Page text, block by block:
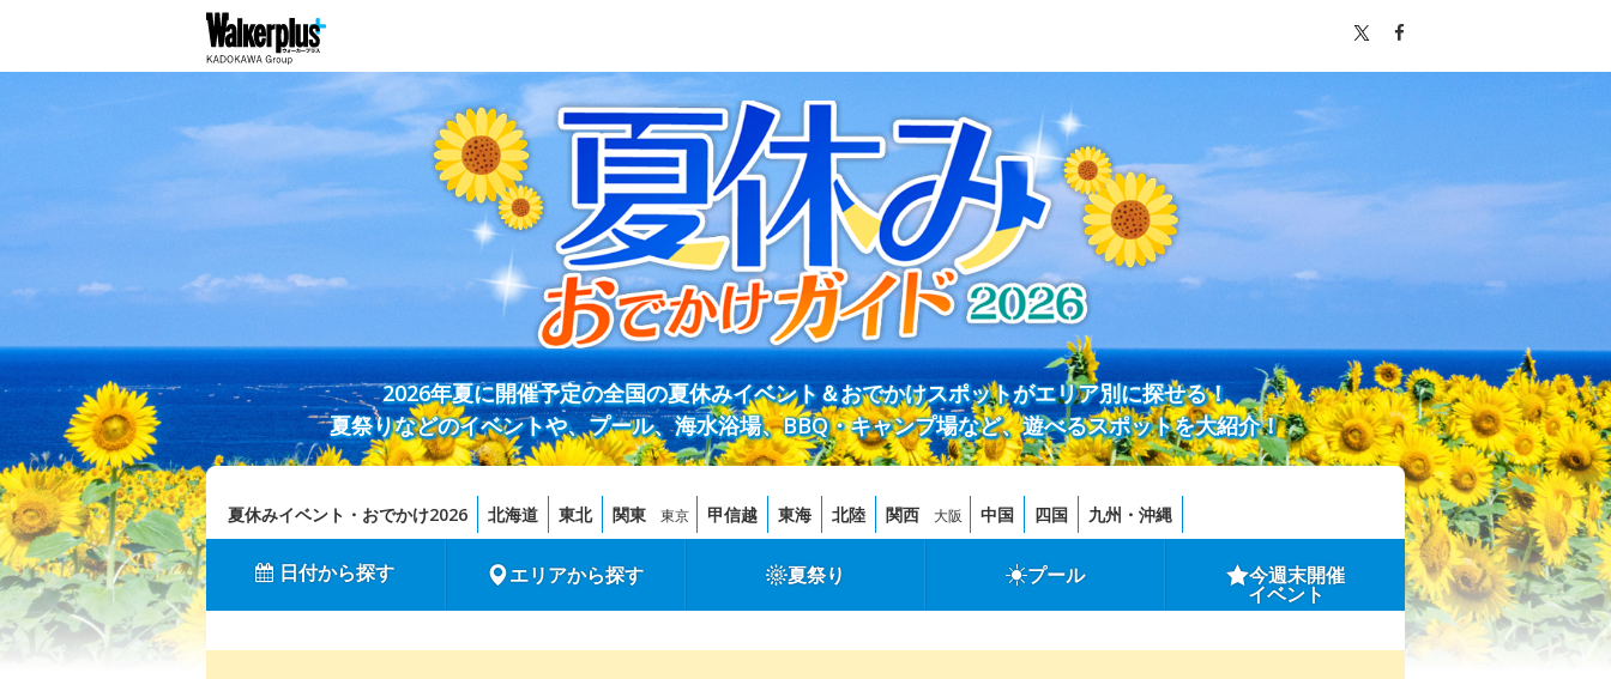
2026年夏に開催予定の全国の夏休みイベント＆おでかけスポットがエリア別に探せる！
夏祭りなどのイベントや、プール、海水浴場、BBQ・キャンプ場など、遊べるスポットを大紹介！
夏休みイベント・おでかけ2026 北海道 東北 関東 東京 甲信越 東海 北陸 関西 大阪 中国 四国 九州・沖縄
日付から探す エリアから探す 夏祭り プール 今週末開催
イベント